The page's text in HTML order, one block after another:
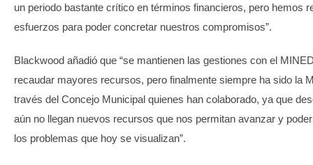
un periodo bastante crítico en términos financieros, pero hemos
esfuerzos para poder concretar nuestros compromisos”.
Blackwood añadió que “se mantienen las gestiones con el
recaudar mayores recursos, pero finalmente siempre ha sido la
través del Concejo Municipal quienes han colaborado, ya que
aún no llegan nuevos recursos que nos permitan avanzar y
los problemas que hoy se visualizan”.